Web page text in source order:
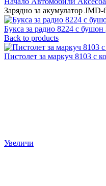
Зарядно за акумулатор
Букса за радио 8224 с бушон
Back to products
Пистолет за маркуч 8103 с
Увеличи